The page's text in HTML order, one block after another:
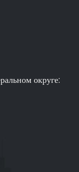
округе: